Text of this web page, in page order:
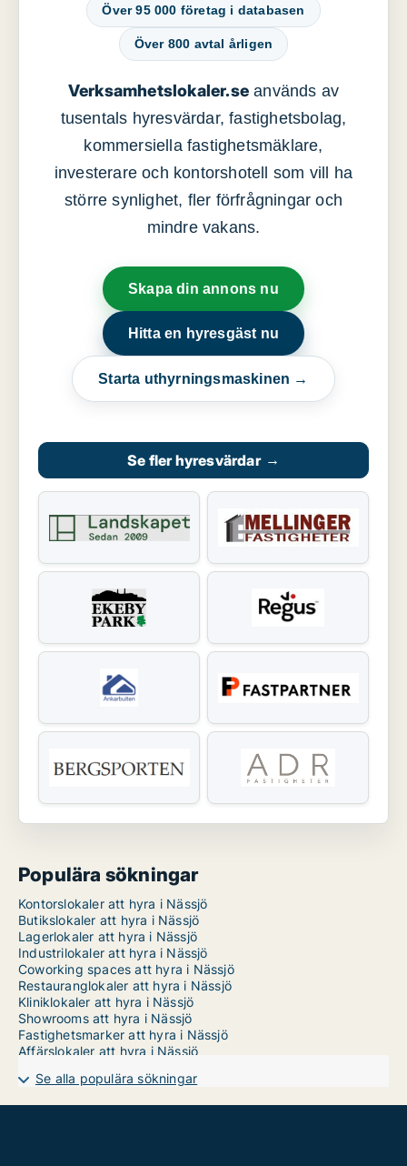
Över 95 000 företag i databasen
Över 800 avtal årligen
Verksamhetslokaler.se används av
tusentals hyresvärdar, fastighetsbolag,
kommersiella fastighetsmäklare,
investerare och kontorshotell som vill ha
större synlighet, fler förfrågningar och
mindre vakans.
Skapa din annons nu
Hitta en hyresgäst nu
Starta uthyrningsmaskinen →
Se fler hyresvärdar →
Populära sökningar
Kontorslokaler att hyra i Nässjö
Butikslokaler att hyra i Nässjö
Lagerlokaler att hyra i Nässjö
Industrilokaler att hyra i Nässjö
Coworking spaces att hyra i Nässjö
Restauranglokaler att hyra i Nässjö
Kliniklokaler att hyra i Nässjö
Showrooms att hyra i Nässjö
Fastighetsmarker att hyra i Nässjö
Affärslokaler att hyra i Nässjö
Se alla populära sökningar